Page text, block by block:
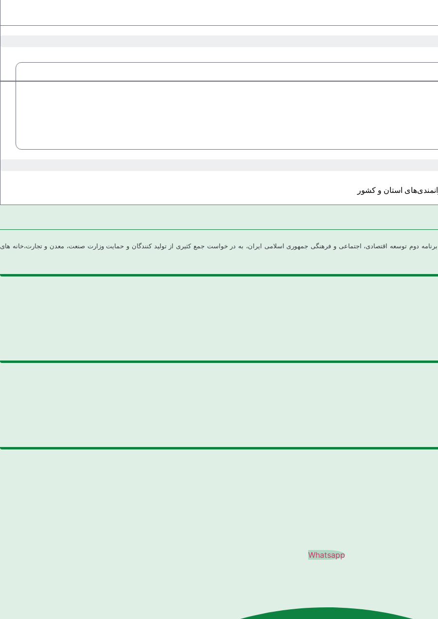
استان و کشور
واگذاری وظایف دولت به بخش خصوصی و بر اساس تبصره ۴۱ قانون برنامه دوم توسعه اقتصادی، اجتماعی و فرهنگی جمهوری اسلامی ایران، به در خواست جمع کثیری از تولید کنندگان و حمایت وزارت صنعت، معدن و تجارت،خانه های
Whatsapp